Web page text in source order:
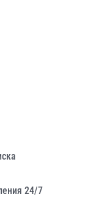
24/7